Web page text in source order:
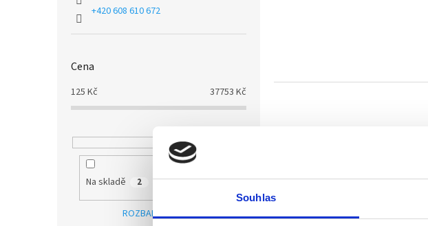
Souhlas
+420 608 610 672
Cena
125 Kč 37753 Kč
Na skladě 2
ROZBALIT FILTR